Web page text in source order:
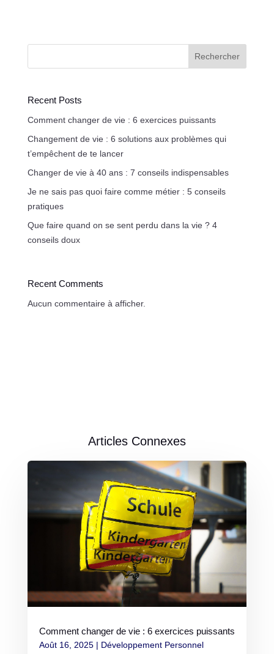
Rechercher
Recent Posts
Comment changer de vie : 6 exercices puissants
Changement de vie : 6 solutions aux problèmes qui
t’empêchent de te lancer
Changer de vie à 40 ans : 7 conseils indispensables
Je ne sais pas quoi faire comme métier : 5 conseils
pratiques
Que faire quand on se sent perdu dans la vie ? 4
conseils doux
Recent Comments
Aucun commentaire à afficher.
Articles Connexes
Comment changer de vie : 6 exercices puissants
Août 16, 2025| Développement Personnel